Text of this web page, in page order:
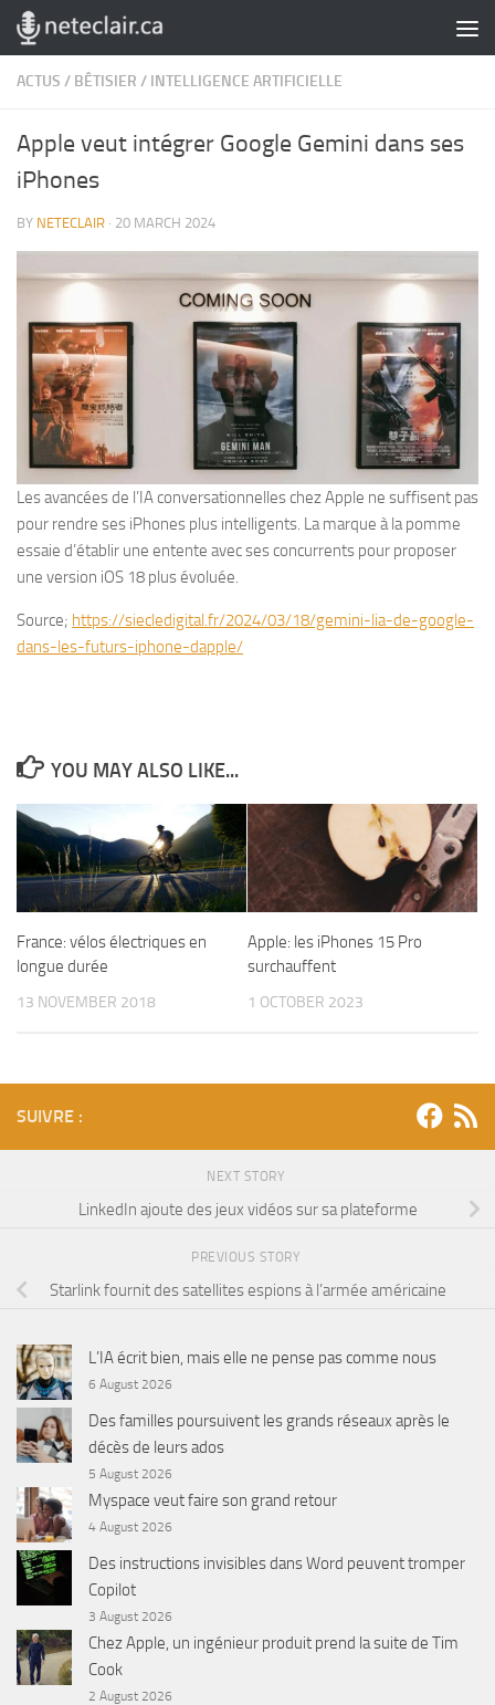
Skip to content
ACTUS / BÊTISIER / INTELLIGENCE ARTIFICIELLE
Apple veut intégrer Google Gemini dans ses
iPhones
BY NETECLAIR · 20 MARCH 2024
Les avancées de l’IA conversationnelles chez Apple ne suffisent pas
pour rendre ses iPhones plus intelligents. La marque à la pomme
essaie d’établir une entente avec ses concurrents pour proposer
une version iOS 18 plus évoluée.
Source; https://siecledigital.fr/2024/03/18/gemini-lia-de-google-
dans-les-futurs-iphone-dapple/
YOU MAY ALSO LIKE...
France: vélos électriques en
longue durée
13 NOVEMBER 2018
Apple: les iPhones 15 Pro
surchauffent
1 OCTOBER 2023
SUIVRE :
NEXT STORY
LinkedIn ajoute des jeux vidéos sur sa plateforme
PREVIOUS STORY
Starlink fournit des satellites espions à l’armée américaine
L’IA écrit bien, mais elle ne pense pas comme nous
6 August 2026
Des familles poursuivent les grands réseaux après le
décès de leurs ados
5 August 2026
Myspace veut faire son grand retour
4 August 2026
Des instructions invisibles dans Word peuvent tromper
Copilot
3 August 2026
Chez Apple, un ingénieur produit prend la suite de Tim
Cook
2 August 2026